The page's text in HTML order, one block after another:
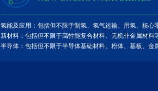
氢能及应用：包括但不限于制氢、氢气运输、用氢、核心
新材料：包括但不限于高性能复合材料、无机非金属材料
半导体：包括但不限于半导体基础材料、粉体、基板、金